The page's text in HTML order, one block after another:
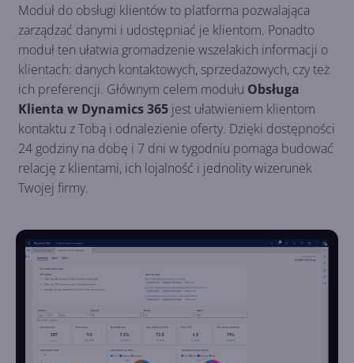
Moduł do obsługi klientów to platforma pozwalająca
zarządzać danymi i udostępniać je klientom. Ponadto
moduł ten ułatwia gromadzenie wszelakich informacji o
klientach: danych kontaktowych, sprzedażowych, czy też
ich preferencji. Głównym celem modułu Obsługa
Klienta w Dynamics 365 jest ułatwieniem klientom
kontaktu z Tobą i odnalezienie oferty. Dzięki dostępności
24 godziny na dobę i 7 dni w tygodniu pomaga budować
relację z klientami, ich lojalność i jednolity wizerunek
Twojej firmy.